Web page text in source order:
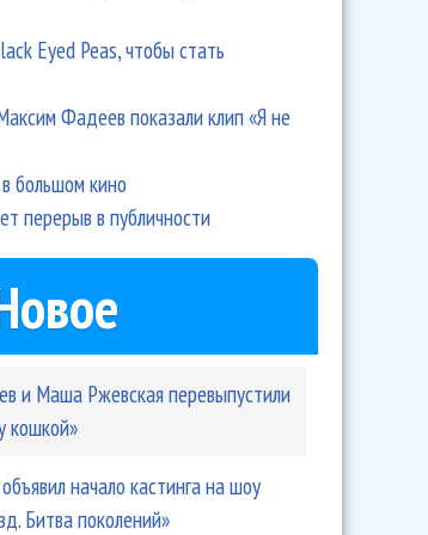
Eyed Peas, чтобы стать
Фадеев показали клип «Я не
большом кино
перерыв в публичности
и Маша Ржевская перевыпустили
кошкой»
начало кастинга на шоу
Битва поколений»